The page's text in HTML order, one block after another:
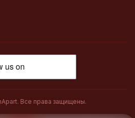
Все права защищены.